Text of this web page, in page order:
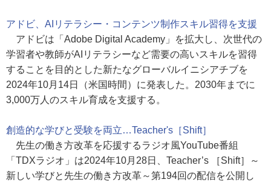
アドビ、AIリテラシー・コンテンツ制作スキル習得を支援
アドビは「Adobe Digital Academy」を拡大し、次世代の
学習者や教師がAIリテラシーなど需要の高いスキルを習得
することを目的とした新たなグローバルイニシアチブを
2024年10月14日（米国時間）に発表した。2030年までに
3,000万人のスキル育成を支援する。
創造的な学びと受験を両立…Teacher's［Shift］
先生の働き方改革を応援するラジオ風YouTube番組
「TDXラジオ」は2024年10月28日、Teacher’s ［Shift］～
新しい学びと先生の働き方改革～第194回の配信を公開し